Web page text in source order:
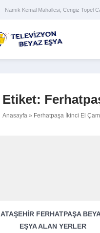
Namık Kemal Mahallesi, Cengiz Topel
Etiket:
Anasayfa » Ferhatpaşa İkinci El
ATAŞEHIR FERHATPAŞA
EŞYA ALAN YERLER